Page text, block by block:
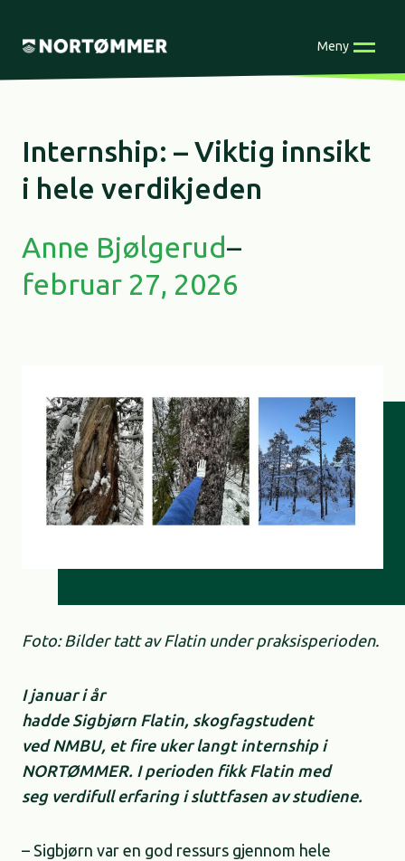
Meny
Internship: – Viktig innsikt
i hele verdikjeden
Anne Bjølgerud–
februar 27, 2026
Foto: Bilder tatt av Flatin under praksisperioden.
I januar i år
hadde Sigbjørn Flatin, skogfagstudent
ved NMBU, et fire uker langt internship i
NORTØMMER. I perioden fikk Flatin med
seg verdifull erfaring i sluttfasen av studiene.
– Sigbjørn var en god ressurs gjennom hele